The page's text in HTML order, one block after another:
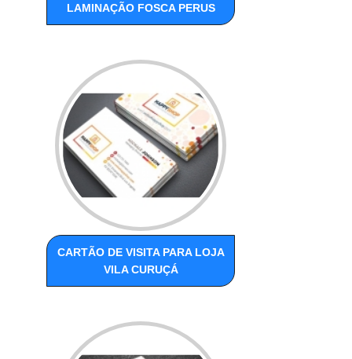
LAMINAÇÃO FOSCA PERUS
CARTÃO DE VISITA PARA LOJA
VILA CURUÇÁ